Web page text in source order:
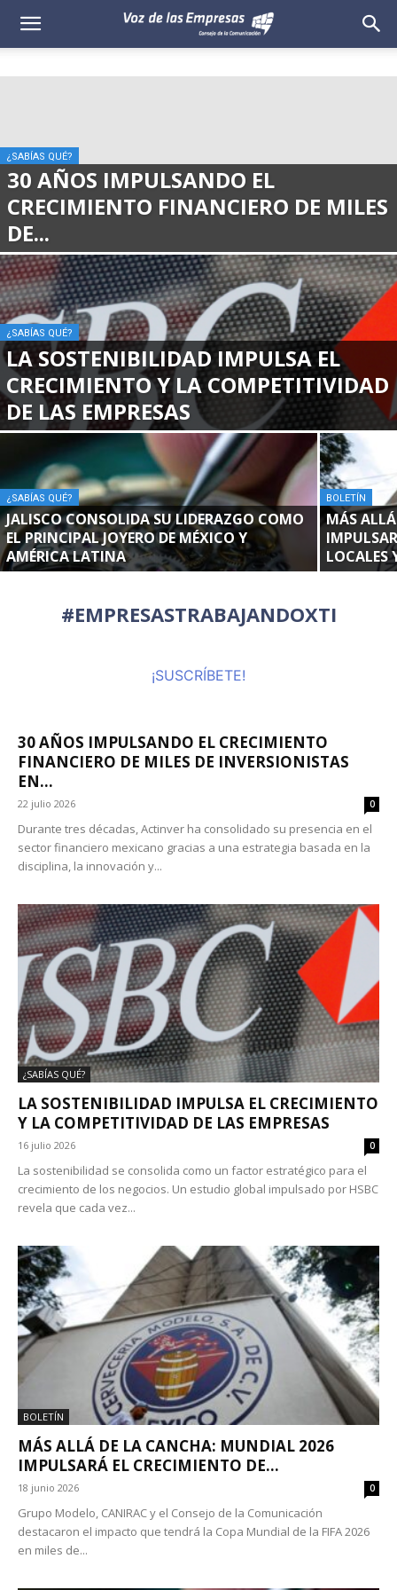
Voz
Empresas
¿SABÍAS QUÉ?
30 AÑOS IMPULSANDO EL
CRECIMIENTO FINANCIERO DE MILES
DE...
¿SABÍAS QUÉ?
LA SOSTENIBILIDAD IMPULSA EL
CRECIMIENTO Y LA COMPETITIVIDAD
DE LAS EMPRESAS
¿SABÍAS QUÉ?
JALISCO CONSOLIDA SU LIDERAZGO COMO
EL PRINCIPAL JOYERO DE MÉXICO Y
AMÉRICA LATINA
BOLETÍN
MÁS
LOCALES
#EMPRESASTRABAJANDOXTI
¡SUSCRÍBETE!
30 AÑOS IMPULSANDO EL CRECIMIENTO
FINANCIERO DE MILES DE INVERSIONISTAS
EN...
22 julio 2026 0
Durante tres décadas, Actinver ha consolidado su presencia en el
sector financiero mexicano gracias a una estrategia basada en la
disciplina, la innovación y...
¿SABÍAS QUÉ?
LA SOSTENIBILIDAD IMPULSA EL CRECIMIENTO
Y LA COMPETITIVIDAD DE LAS EMPRESAS
16 julio 2026 0
La sostenibilidad se consolida como un factor estratégico para el
crecimiento de los negocios. Un estudio global impulsado por HSBC
revela que cada vez...
BOLETÍN
MÁS ALLÁ DE LA CANCHA: MUNDIAL 2026
IMPULSARÁ EL CRECIMIENTO DE...
18 junio 2026 0
Grupo Modelo, CANIRAC y el Consejo de la Comunicación
destacaron el impacto que tendrá la Copa Mundial de la FIFA 2026
en miles de...